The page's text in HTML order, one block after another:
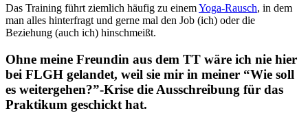
Das Training führt ziemlich häufig zu einemYoga-Rausch, in dem
man alles hinterfragt und gerne mal den Job (ich) oder die
Beziehung (auch ich) hinschmeißt.
Ohne meine Freundin aus dem TT wäre ich nie hier
bei FLGH gelandet, weil sie mir in meiner “Wie soll
es weitergehen?”-Krise die Ausschreibung für das
Praktikum geschickt hat.